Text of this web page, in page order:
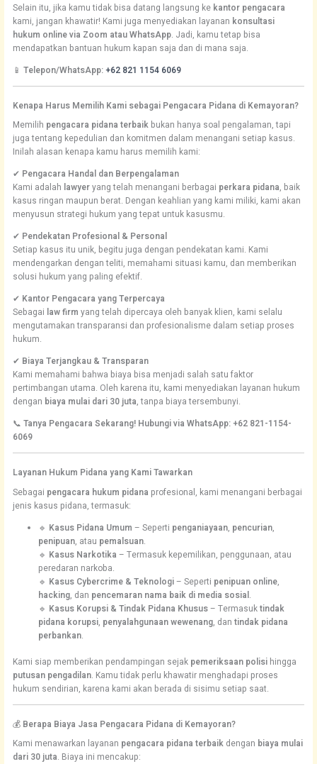
Selain itu, jika kamu tidak bisa datang langsung ke kantor pengacara
kami, jangan khawatir! Kami juga menyediakan layanan konsultasi
hukum online via Zoom atau WhatsApp. Jadi, kamu tetap bisa
mendapatkan bantuan hukum kapan saja dan di mana saja.
📱Telepon/WhatsApp:+62 821 1154 6069
Kenapa Harus Memilih Kami sebagai Pengacara Pidana di Kemayoran?
Memilih pengacara pidana terbaik bukan hanya soal pengalaman, tapi
juga tentang kepedulian dan komitmen dalam menangani setiap kasus.
Inilah alasan kenapa kamu harus memilih kami:
✔ Pengacara Handal dan Berpengalaman
Kami adalah lawyeryang telah menangani berbagai perkara pidana, baik
kasus ringan maupun berat. Dengan keahlian yang kami miliki, kami akan
menyusun strategi hukum yang tepat untuk kasusmu.
✔ Pendekatan Profesional & Personal
Setiap kasus itu unik, begitu juga dengan pendekatan kami. Kami
mendengarkan dengan teliti, memahami situasi kamu, dan memberikan
solusi hukum yang paling efektif.
✔ Kantor Pengacara yang Terpercaya
Sebagai law firm yang telah dipercaya oleh banyak klien, kami selalu
mengutamakan transparansi dan profesionalisme dalam setiap proses
hukum.
✔ Biaya Terjangkau & Transparan
Kami memahami bahwa biaya bisa menjadi salah satu faktor
pertimbangan utama. Oleh karena itu, kami menyediakan layanan hukum
dengan biaya mulai dari 30 juta, tanpa biaya tersembunyi.
📞Tanya Pengacara Sekarang! Hubungi via WhatsApp: +62 821-1154-
6069
Layanan Hukum Pidana yang Kami Tawarkan
Sebagai pengacara hukum pidana profesional, kami menangani berbagai
jenis kasus pidana, termasuk:
🔹 Kasus Pidana Umum – Seperti penganiayaan, pencurian,
penipuan, atau pemalsuan.
🔹 Kasus Narkotika – Termasuk kepemilikan, penggunaan, atau
peredaran narkoba.
🔹 Kasus Cybercrime & Teknologi– Seperti penipuan online,
hacking, dan pencemaran nama baik di media sosial.
🔹 Kasus Korupsi & Tindak Pidana Khusus– Termasuktindak
pidana korupsi, penyalahgunaan wewenang, dantindak pidana
perbankan.
Kami siap memberikan pendampingan sejak pemeriksaan polisi hingga
putusan pengadilan. Kamu tidak perlu khawatir menghadapi proses
hukum sendirian, karena kami akan berada di sisimu setiap saat.
💰 Berapa Biaya Jasa Pengacara Pidana di Kemayoran?
Kami menawarkan layanan pengacara pidana terbaik dengan biaya mulai
dari 30 juta. Biaya ini mencakup: